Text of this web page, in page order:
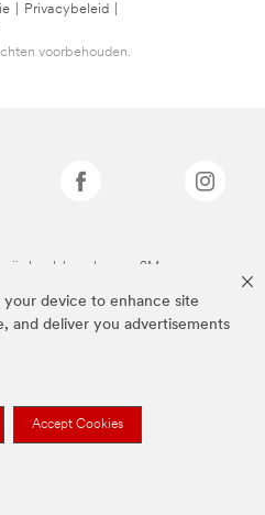
your device to enhance site
and deliver you advertisements
Accept Cookies
Privacybeleid
voorbehouden.
handelsmerken van 3M.we